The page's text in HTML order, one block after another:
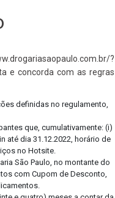
?
e concorda com as regras
definidas no regulamento,
que, cumulativamente: (i)
até dia 31.12.2022, horário de
no Hotsite.
São Paulo, no montante do
com Cupom de Desconto,